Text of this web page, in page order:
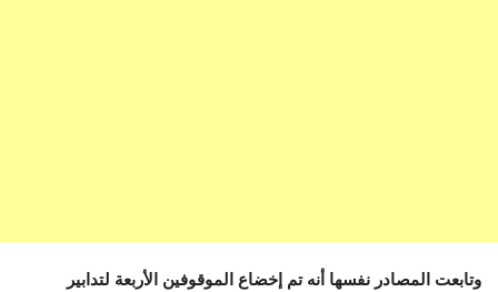
وتابعت المصادر نفسها أنه تم إخضاع الموقوفين الأربعة لتدابير